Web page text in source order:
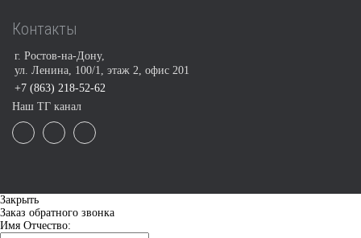
Контакты
г. Ростов-на-Дону,
ул. Ленина, 100/1, этаж 2, офис 201
+7 (863) 218-52-62
Наш ТГ канал
Закрыть
Заказ обратного звонка
Имя Отчество: